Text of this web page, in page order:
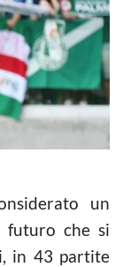
un
futuro che si
in 43 partite